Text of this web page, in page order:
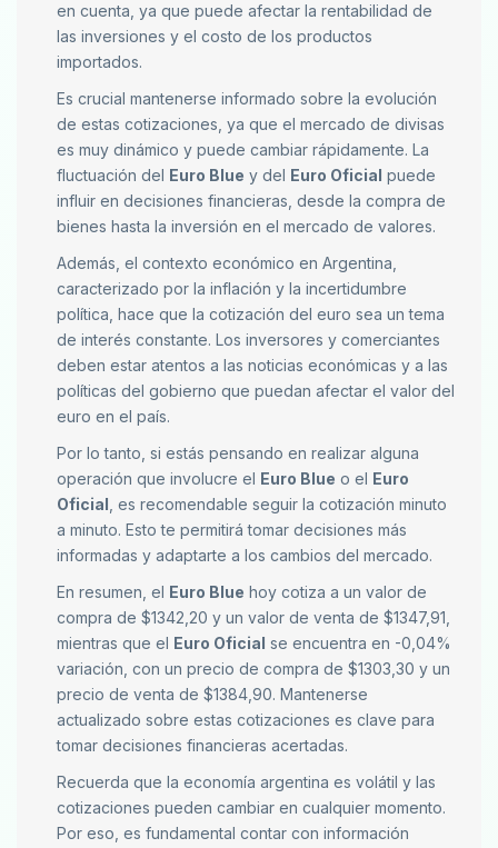
en cuenta, ya que puede afectar la rentabilidad de
las inversiones y el costo de los productos
importados.
Es crucial mantenerse informado sobre la evolución
de estas cotizaciones, ya que el mercado de divisas
es muy dinámico y puede cambiar rápidamente. La
fluctuación del Euro Blue y del Euro Oficial puede
influir en decisiones financieras, desde la compra de
bienes hasta la inversión en el mercado de valores.
Además, el contexto económico en Argentina,
caracterizado por la inflación y la incertidumbre
política, hace que la cotización del euro sea un tema
de interés constante. Los inversores y comerciantes
deben estar atentos a las noticias económicas y a las
políticas del gobierno que puedan afectar el valor del
euro en el país.
Por lo tanto, si estás pensando en realizar alguna
operación que involucre el Euro Blue o el Euro
Oficial , es recomendable seguir la cotización minuto
a minuto. Esto te permitirá tomar decisiones más
informadas y adaptarte a los cambios del mercado.
En resumen, el Euro Blue hoy cotiza a un valor de
compra de $1342,20 y un valor de venta de $1347,91,
mientras que el Euro Oficial se encuentra en -0,04%
variación, con un precio de compra de $1303,30 y un
precio de venta de $1384,90. Mantenerse
actualizado sobre estas cotizaciones es clave para
tomar decisiones financieras acertadas.
Recuerda que la economía argentina es volátil y las
cotizaciones pueden cambiar en cualquier momento.
Por eso, es fundamental contar con información